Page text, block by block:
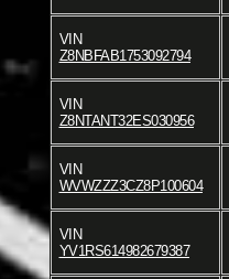
VIN
Z8NBFAB1753092794
VIN
Z8NTANT32ES030956
VIN
WVWZZZ3CZ8P100604
VIN
YV1RS614982679387